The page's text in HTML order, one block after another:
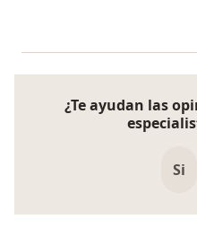
¿Te ayudan las
Si